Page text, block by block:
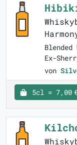
Ex-
von
5cl = 7,00